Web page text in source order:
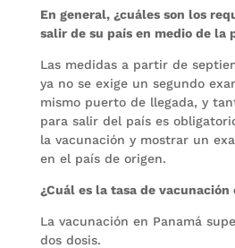
En general, ¿cuáles son los
salir de su país en medio de la
Las medidas a partir de
ya no se exige un segundo
mismo puerto de llegada, y
para salir del país es
la vacunación y mostrar un
en el país de origen.
¿Cuál es la tasa de vacunación
La vacunación en Panamá
dos dosis.